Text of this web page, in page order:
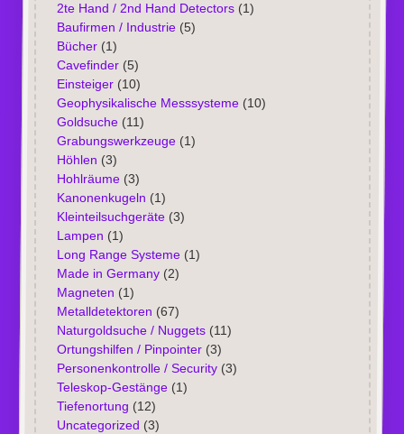
2te Hand / 2nd Hand Detectors(1)
Baufirmen / Industrie(5)
Bücher(1)
Cavefinder(5)
Einsteiger(10)
Geophysikalische Messsysteme(10)
Goldsuche(11)
Grabungswerkzeuge(1)
Höhlen (3)
Hohlräume(3)
Kanonenkugeln (1)
Kleinteilsuchgeräte(3)
Lampen (1)
Long Range Systeme(1)
Made in Germany(2)
Magneten (1)
Metalldetektoren (67)
Naturgoldsuche / Nuggets(11)
Ortungshilfen / Pinpointer(3)
Personenkontrolle / Security(3)
Teleskop-Gestänge(1)
Tiefenortung (12)
Uncategorized (3)